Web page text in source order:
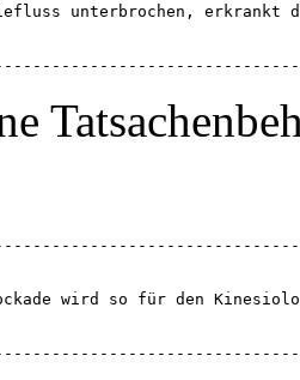
unterbrochen, erkrankt
wird so für den